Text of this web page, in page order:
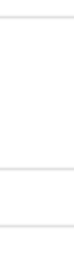
הדובדבן, הם נמוכים
שפעמים רבות הזחל
הארץ חביבה עלי
[הפרשה מן העיסה
השנה הרביעית